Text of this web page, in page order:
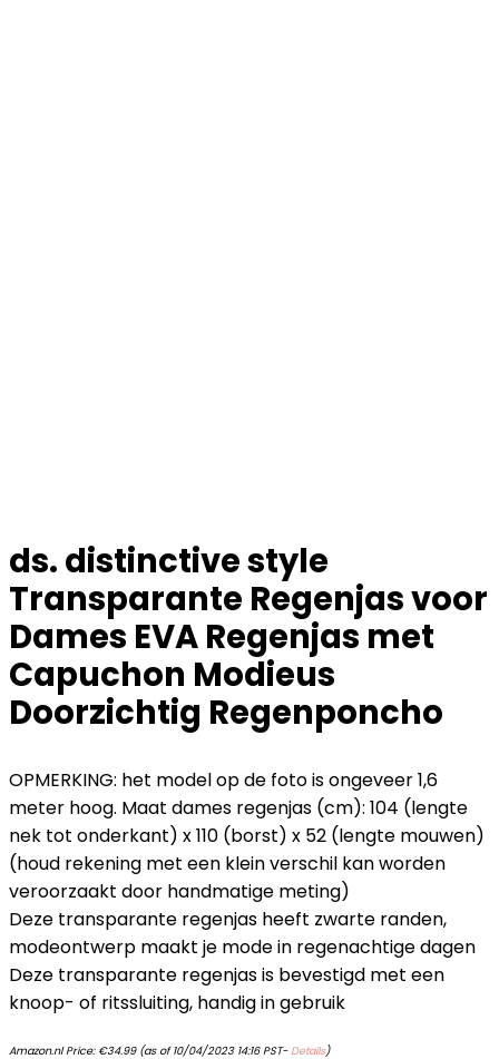
ds. distinctive style
Transparante Regenjas voor
Dames EVA Regenjas met
Capuchon Modieus
Doorzichtig Regenponcho
OPMERKING: het model op de foto is ongeveer 1,6
meter hoog. Maat dames regenjas (cm): 104 (lengte
nek tot onderkant) x 110 (borst) x 52 (lengte mouwen)
(houd rekening met een klein verschil kan worden
veroorzaakt door handmatige meting)
Deze transparante regenjas heeft zwarte randen,
modeontwerp maakt je mode in regenachtige dagen
Deze transparante regenjas is bevestigd met een
knoop- of ritssluiting, handig in gebruik
Amazon.nl Price: €34.99(as of 10/04/2023 14:16 PST- Details)